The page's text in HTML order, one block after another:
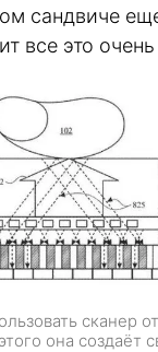
сандвиче
все это очень
сканер
она создаёт